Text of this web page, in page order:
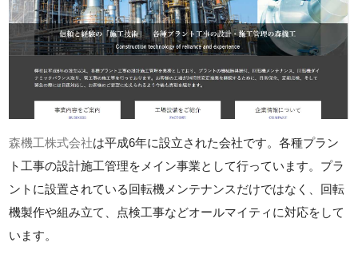
森機工株式会社は平成6年に設立された会社です。各種プラン
ト工事の設計施工管理をメイン事業として行っています。プラ
ントに設置されている回転機メンテナンスだけではなく、回転
機製作や組み立て、点検工事などオールマイティに対応をして
います。